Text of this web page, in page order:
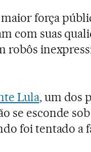
força
com suas
robôs
Lula, um dos
se esconde
foi tentado a